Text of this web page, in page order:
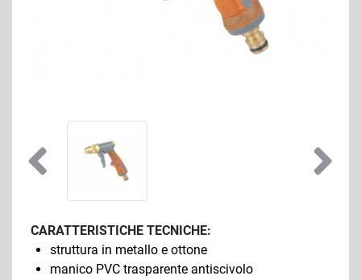
CARATTERISTICHE TECNICHE:
struttura in metallo e ottone
manico PVC trasparente antiscivolo